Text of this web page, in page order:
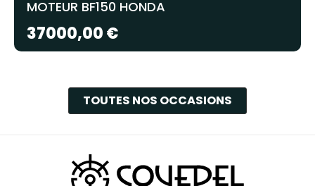
MOTEUR BF150 HONDA
37000,00€
TOUTES NOS OCCASIONS